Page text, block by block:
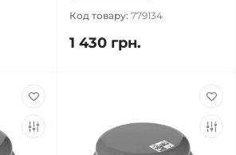
Код товару: 779134
1 430 грн.